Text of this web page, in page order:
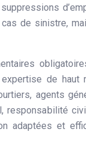
de sinistre,
de
agents
adaptées et